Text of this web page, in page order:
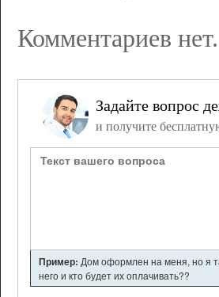
Комментариев нет.
Задайте вопрос
и получите
Пример: Дом оформлен на меня, но я
него и кто будет их оплачивать??